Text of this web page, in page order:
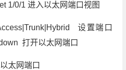
1/0/1 进入以太网端口视图
设置端口
打开以太网端口
太网端口